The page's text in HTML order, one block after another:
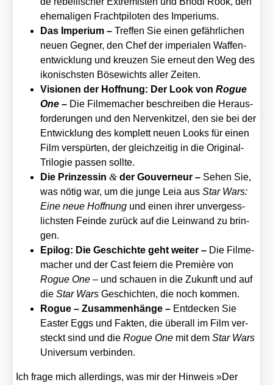
ehe­ma­li­gen Fracht­pi­lo­ten des Impe­ri­ums.
Das Impe­ri­um –Tref­fen Sie einen gefähr­li­chen
neu­en Geg­ner, den Chef der impe­ria­len Waf­fen­
ent­wick­lung und kreu­zen Sie erneut den Weg des
iko­nischs­ten Böse­wichts aller Zei­ten.
Visio­nen der Hoff­nung: Der Look vonRogue
One – Die Fil­me­ma­cher beschrei­ben die Heraus­
forderungen und den Ner­ven­kit­zel, den sie bei der
Ent­wick­lung des kom­plett neu­en Looks für einen
Film ver­spür­ten, der gleich­zei­tig in die Ori­gi­nal-
Tri­lo­gie pas­sen soll­te.
Die Prin­zes­sin& der Gou­ver­neur – Sehen Sie,
was nötig war, um die jun­ge Leia ausStar Wars:
Eine neue Hoff­nung und einen ihrer unver­gess­
lichs­ten Fein­de zurück auf die Lein­wand zu brin­
gen.
Epi­log: Die Geschich­te geht wei­ter – Die Fil­me­
ma­cher und der Cast fei­ern die Pre­miè­re von
Rogue One – und schau­en in die Zukunft und auf
dieStar Wars Geschich­ten, die noch kom­men.
Rogue – Zusam­men­hän­ge – Ent­de­cken Sie
Eas­ter Eggs und Fak­ten, die über­all im Film ver­
steckt sind und dieRogue One mit demStar Wars
Uni­ver­sum ver­bin­den.
Ich fra­ge mich aller­dings, was mir der Hin­weis »Der